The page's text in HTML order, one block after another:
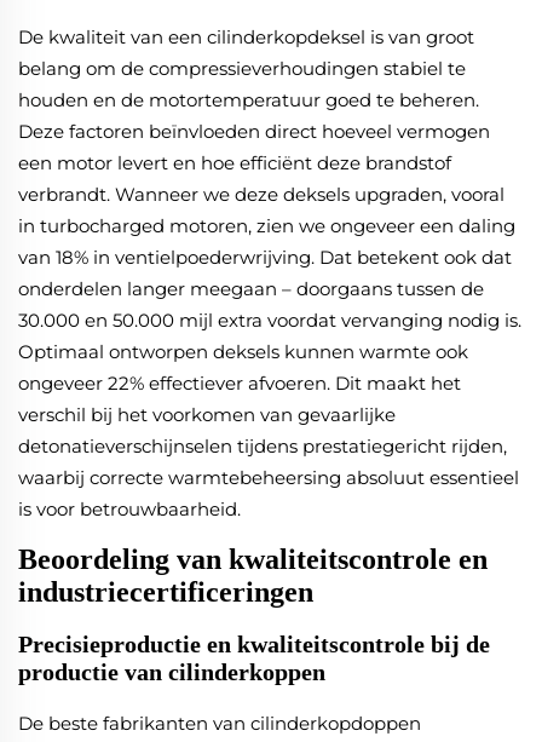
De kwaliteit van een cilinderkopdeksel is van groot
belang om de compressieverhoudingen stabiel te
houden en de motortemperatuur goed te beheren.
Deze factoren beïnvloeden direct hoeveel vermogen
een motor levert en hoe efficiënt deze brandstof
verbrandt. Wanneer we deze deksels upgraden, vooral
in turbocharged motoren, zien we ongeveer een daling
van 18% in ventielpoederwrijving. Dat betekent ook dat
onderdelen langer meegaan – doorgaans tussen de
30.000 en 50.000 mijl extra voordat vervanging nodig is.
Optimaal ontworpen deksels kunnen warmte ook
ongeveer 22% effectiever afvoeren. Dit maakt het
verschil bij het voorkomen van gevaarlijke
detonatieverschijnselen tijdens prestatiegericht rijden,
waarbij correcte warmtebeheersing absoluut essentieel
is voor betrouwbaarheid.
Beoordeling van kwaliteitscontrole en
industriecertificeringen
Precisieproductie en kwaliteitscontrole bij de
productie van cilinderkoppen
De beste fabrikanten van cilinderkopdoppen